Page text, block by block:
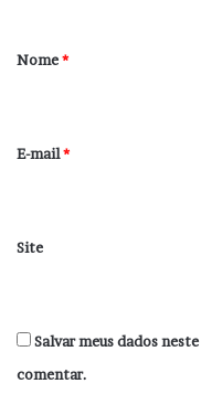
r
*
Nome*
E-mail*
Site
Salvar meus dados
comentar.